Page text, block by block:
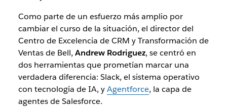
Como parte de un esfuerzo más amplio por
cambiar el curso de la situación, el director del
Centro de Excelencia de CRM y Transformación de
Ventas de Bell, Andrew Rodriguez, se centró en
dos herramientas que prometían marcar una
verdadera diferencia: Slack, el sistema operativo
con tecnología de IA, yAgentforce, la capa de
agentes de Salesforce.